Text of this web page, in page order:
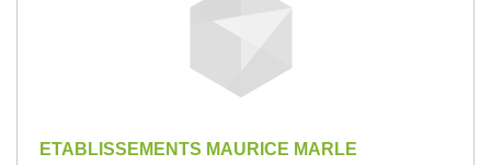
ETABLISSEMENTS MAURICE MARLE